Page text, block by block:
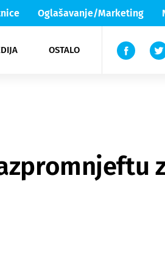
Oglašavanje/Marketing
OSTALO
Lika & Senj
TV